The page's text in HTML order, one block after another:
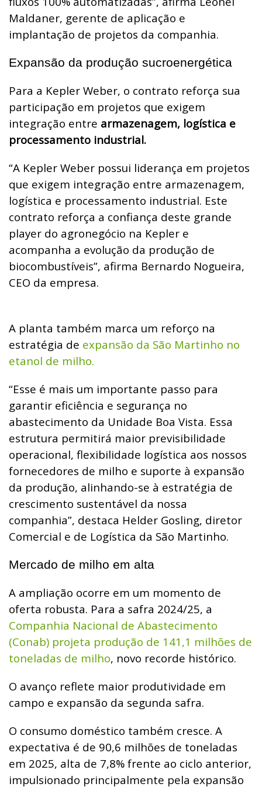
Maldaner, gerente de aplicação e
implantação de projetos da companhia.
Expansão da produção sucroenergética
Para a Kepler Weber, o contrato reforça sua
participação em projetos que exigem
integração entre armazenagem, logística e
processamento industrial.
“A Kepler Weber possui liderança em projetos
que exigem integração entre armazenagem,
logística e processamento industrial. Este
contrato reforça a confiança deste grande
player do agronegócio na Kepler e
acompanha a evolução da produção de
biocombustíveis”, afirma Bernardo Nogueira,
CEO da empresa.
A planta também marca um reforço na
estratégia de expansão da São Martinho no
etanol de milho.
“Esse é mais um importante passo para
garantir eficiência e segurança no
abastecimento da Unidade Boa Vista. Essa
estrutura permitirá maior previsibilidade
operacional, flexibilidade logística aos nossos
fornecedores de milho e suporte à expansão
da produção, alinhando-se à estratégia de
crescimento sustentável da nossa
companhia”, destaca Helder Gosling, diretor
Comercial e de Logística da São Martinho.
Mercado de milho em alta
A ampliação ocorre em um momento de
oferta robusta. Para a safra 2024/25, a
Companhia Nacional de Abastecimento
(Conab) projeta produção de 141,1 milhões de
toneladas de milho, novo recorde histórico.
O avanço reflete maior produtividade em
campo e expansão da segunda safra.
O consumo doméstico também cresce. A
expectativa é de 90,6 milhões de toneladas
em 2025, alta de 7,8% frente ao ciclo anterior,
impulsionado principalmente pela expansão